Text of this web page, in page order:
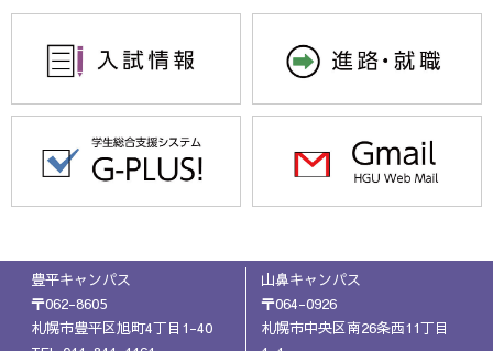
豊平キャンパス
〒062-8605
札幌市豊平区旭町4丁目1-40
山鼻キャンパス
〒064-0926
札幌市中央区南26条西11丁目